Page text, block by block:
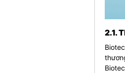
2.1.